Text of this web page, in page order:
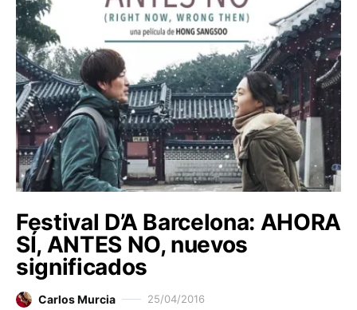
Festival D’A Barcelona: AHORA
SÍ, ANTES NO, nuevos
significados
Carlos Murcia 25/04/2016